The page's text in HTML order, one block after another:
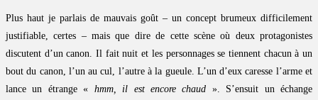
Plus haut je parlais de mauvais goût – un concept brumeux difficilement
justifiable, certes – mais que dire de cette scène où deux protagonistes
discutent d’un canon. Il fait nuit et les personnages se tiennent chacun à un
bout du canon, l’un au cul, l’autre à la gueule. L’un d’eux caresse l’arme et
lance un étrange « hmm, il est encore chaud ». S’ensuit un échange